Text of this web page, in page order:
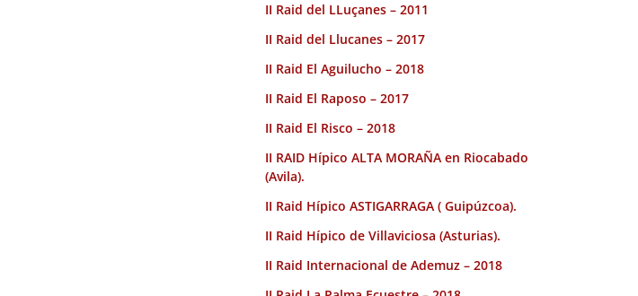
II Raid del LLuçanes – 2011
II Raid del Llucanes – 2017
II Raid El Aguilucho – 2018
II Raid El Raposo – 2017
II Raid El Risco – 2018
II RAID Hípico ALTA MORAÑA en Riocabado
(Avila).
II Raid Hípico ASTIGARRAGA ( Guipúzcoa).
II Raid Hípico de Villaviciosa (Asturias).
II Raid Internacional de Ademuz – 2018